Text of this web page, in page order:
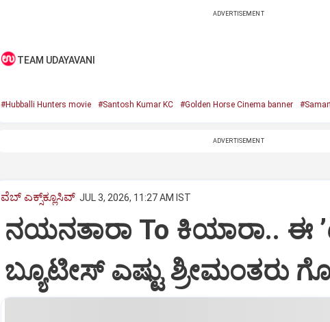
ADVERTISEMENT
TEAM UDAYAVANI
#Hubballi Hunters movie #Santosh Kumar KC #Golden Horse Cinema banner
ADVERTISEMENT
ವೆಬ್ ಎಕ್ಸ್‌ಕ್ಲೂಸಿವ್ JUL 3, 2026, 11:27 AM IST
ನಯನತಾರಾ To ಕಿಯಾರಾ.. ಈ
ಬ್ಯೂಟೀಸ್‌ ಎಷ್ಟು ಶ್ರೀಮಂತರು